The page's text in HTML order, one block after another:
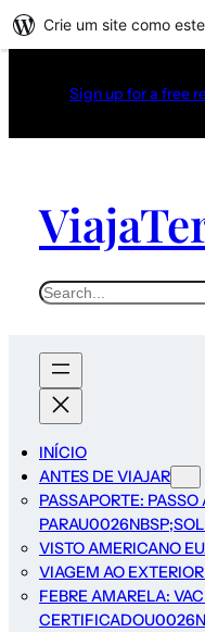
Sign up for a free
Search
INÍCIO
ANTES DE VIAJAR
PASSAPORTE: PASSO
VISTO AMERICANO
VIAGEM AO
FEBRE AMARELA:
Crie um site como